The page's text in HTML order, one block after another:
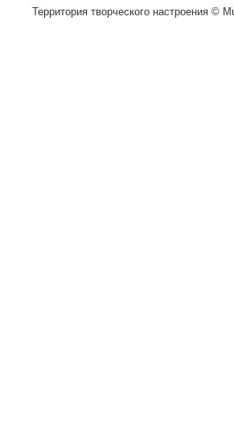
Территория творческого настроения ©